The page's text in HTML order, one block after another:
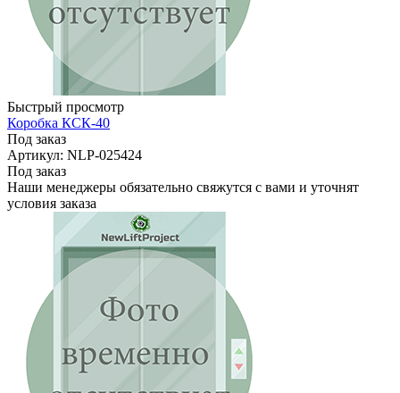
Быстрый просмотр
Коробка КСК-40
Под заказ
Артикул: NLP-025424
Под заказ
Наши менеджеры обязательно свяжутся с вами и уточнят
условия заказа